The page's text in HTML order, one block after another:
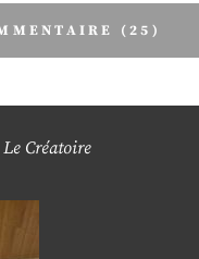
Le Créatoire